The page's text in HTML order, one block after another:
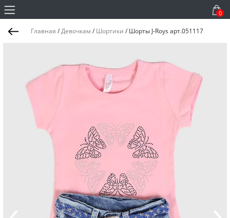
0
Главная /Девочкам / Шортики / Шорты J-Roys арт.051117